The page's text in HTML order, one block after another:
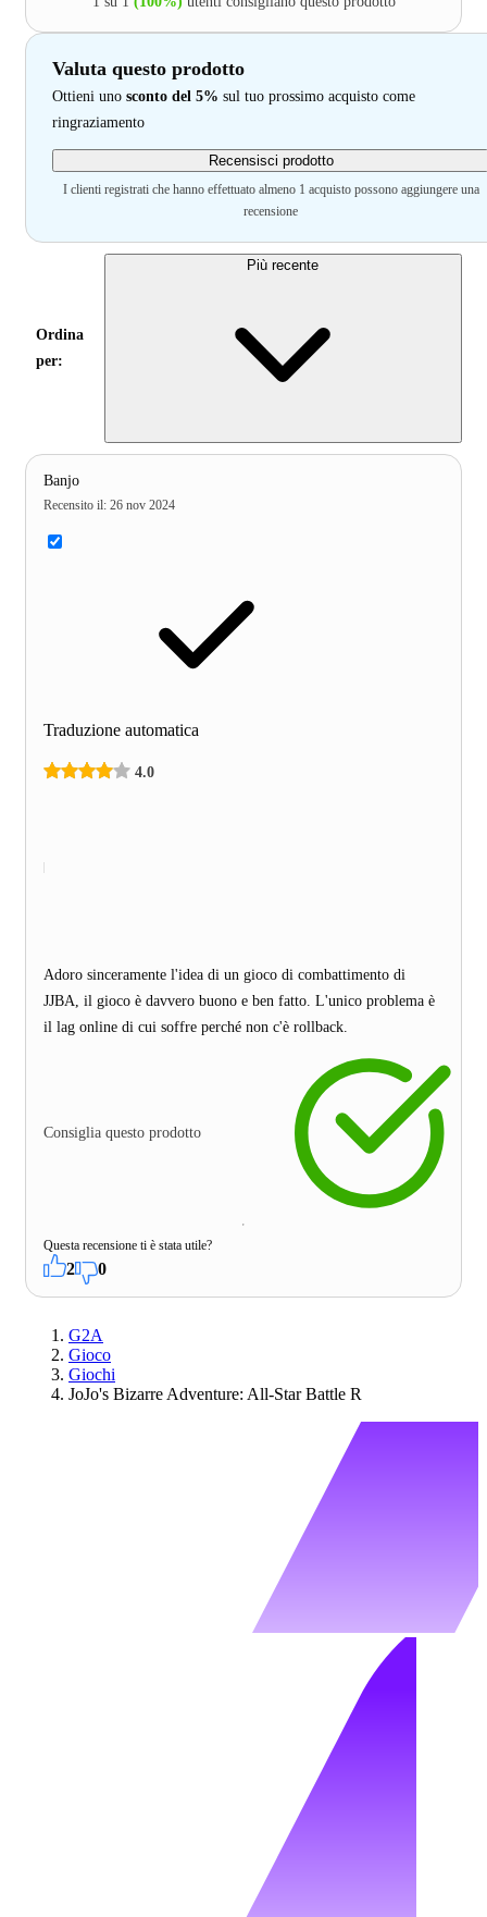
Valuta questo prodotto
Ottieni uno sconto del 5% sul tuo prossimo acquisto come
ringraziamento
Recensisci prodotto
I clienti registrati che hanno effettuato almeno 1 acquisto possono aggiungere una
recensione
Ordina
per:
Più recente
Banjo
Recensito il: 26 nov 2024
Traduzione automatica
4.0
Adoro sinceramente l'idea di un gioco di combattimento di
JJBA, il gioco è davvero buono e ben fatto. L'unico problema è
il lag online di cui soffre perché non c'è rollback.
Consiglia questo prodotto
Questa recensione ti è stata utile?
2 0
G2A
Gioco
Giochi
JoJo's Bizarre Adventure: All-Star Battle R